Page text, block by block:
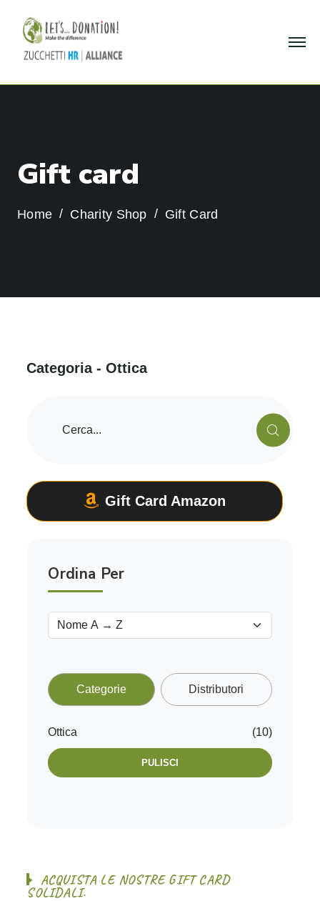
Gift card
Home Charity Shop Gift Card
Categoria - Ottica
ACQUISTA LE NOSTRE GIFT CARD
SOLIDALI.
Gift Card Amazon
Ordina Per
Categorie Distributori
Ottica (10)
PULISCI